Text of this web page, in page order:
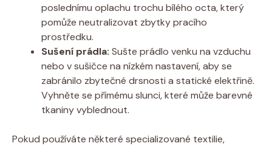
poslednímu oplachu trochu bílého octa, který⁣
pomůže neutralizovat zbytky pracího
prostředku.
Sušení prádla: Sušte prádlo venku‌ na ‍vzduchu
nebo v sušičce ‍na ⁤nízkém nastavení,‌ aby‌ se
zabránilo zbytečné ⁣drsnosti​ a statické elektřině.⁤
Vyhněte se přímému slunci, ‍které může​ barevné
tkaniny ⁤vyblednout.
Pokud používáte některé‌ specializované textilie,‍